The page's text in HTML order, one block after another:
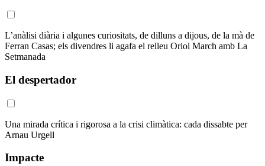
L’anàlisi diària i algunes curiositats, de dilluns a dijous, de la mà de
Ferran Casas; els divendres li agafa el relleu Oriol March amb La
Setmanada
El despertador
Una mirada crítica i rigorosa a la crisi climàtica: cada dissabte per
Arnau Urgell
Impacte